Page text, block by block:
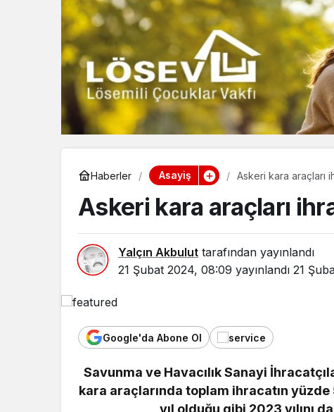
Haberler Asayiş Askeri kara araçları
Askeri kara araçları
Yalçın Akbulut tarafından yayınlandı
21 Şubat 2024, 08:09 yayınlandı 21
Google'da Abone Ol
Savunma ve Havacılık Sanayi
kara araçlarında toplam ihracatın
yıl olduğu gibi 2023 yılını